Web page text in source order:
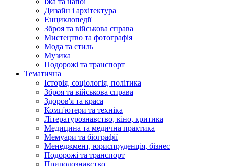
Дизайн і архітектура
Енциклопедії
Зброя та військова справа
Мистецтво та фотографія
Мода та стиль
Музика
Подорожі та транспорт
Тематична
Історія, соціологія, політика
Зброя та військова справа
Здоров'я та краса
Комп'ютери та техніка
Літературознавство, кіно, критика
Медицина та медична практика
Мемуари та біографії
Менеджмент, юриспруденція, бізнес
Подорожі та транспорт
Природознавство